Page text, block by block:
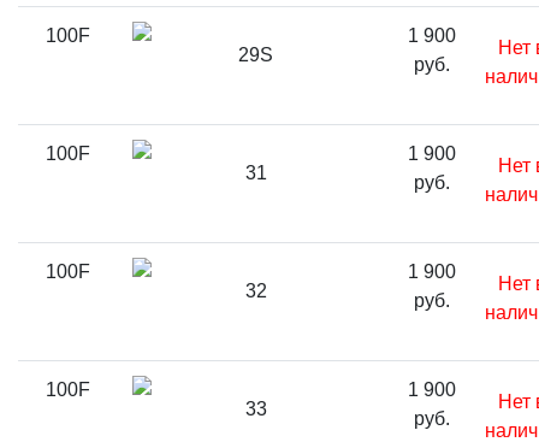
100F
29S
1 900
руб.
Нет
100F
31
1 900
руб.
Нет
100F
32
1 900
руб.
Нет
100F
33
1 900
руб.
Нет